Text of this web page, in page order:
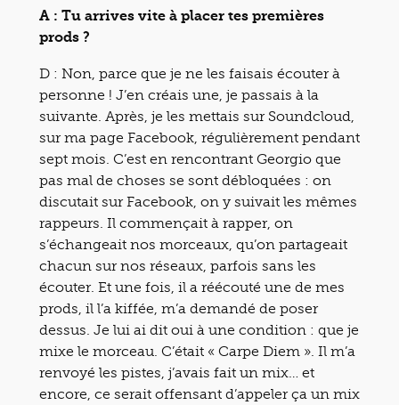
A : Tu arrives vite à placer tes premières
prods ?
D : Non, parce que je ne les faisais écouter à
personne ! J’en créais une, je passais à la
suivante. Après, je les mettais sur Soundcloud,
sur ma page Facebook, régulièrement pendant
sept mois. C’est en rencontrant Georgio que
pas mal de choses se sont débloquées : on
discutait sur Facebook, on y suivait les mêmes
rappeurs. Il commençait à rapper, on
s’échangeait nos morceaux, qu’on partageait
chacun sur nos réseaux, parfois sans les
écouter. Et une fois, il a réécouté une de mes
prods, il l’a kiffée, m’a demandé de poser
dessus. Je lui ai dit oui à une condition : que je
mixe le morceau. C’était « Carpe Diem ». Il m’a
renvoyé les pistes, j’avais fait un mix… et
encore, ce serait offensant d’appeler ça un mix